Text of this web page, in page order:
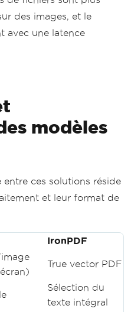
des images, et le
avec une latence
modèles
ces solutions réside
et leur format de
IronPDF
True vector PDF
Sélection du
texte intégral